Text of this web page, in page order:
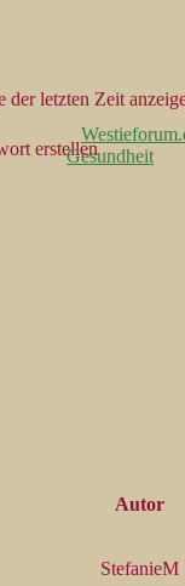
der letzten Zeit
Gesundheit
Autor
StefanieM